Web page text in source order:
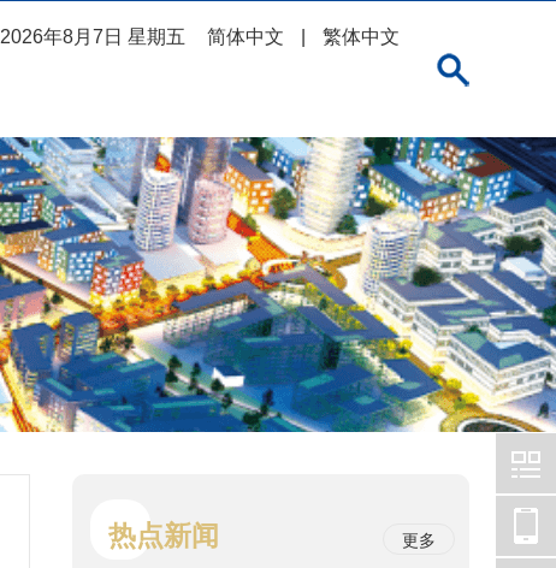
2026年8月7日 星期五 简体中文 繁体中文
热点新闻 更多